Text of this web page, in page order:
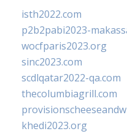
isth2022.com
p2b2pabi2023-
wocfparis2023.org
sinc2023.com
scdlqatar2022-qa.com
thecolumbiagrill.com
khedi2023.org